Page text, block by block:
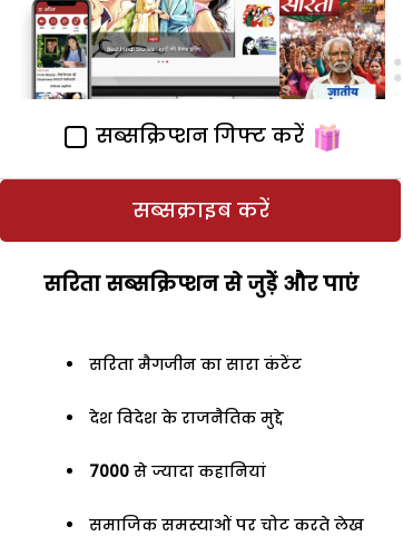
सब्सक्रिप्शन गिफ्ट करें
सब्सक्राइब करें
सरिता सब्सक्रिप्शन से जुड़ेें और पाएं
सरिता मैगजीन का सारा कंटेंट
देश विदेश के राजनैतिक मुद्दे
7000 से ज्यादा कहानियां
समाजिक समस्याओं पर चोट करते लेख